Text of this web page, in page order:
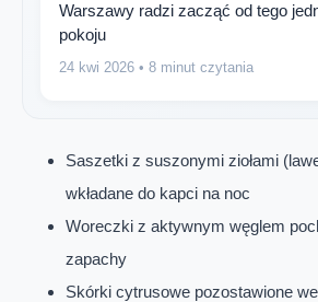
Warszawy radzi zacząć od tego
pokoju
24 kwi 2026 • 8 minut czytania
Saszetki z suszonymi ziołami
wkładane do kapci na noc
Woreczki z aktywnym węglem
zapachy
Skórki cytrusowe pozostawione